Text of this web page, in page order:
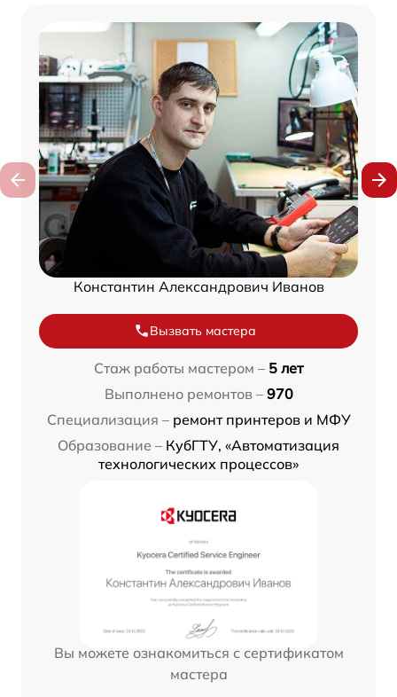
Константин Александрович Иванов
Вызвать мастера
Стаж работы мастером – 5 лет
Выполнено ремонтов – 970
Специализация – ремонт принтеров и МФУ
Образование – КубГТУ, «Автоматизация
технологических процессов»
Вы можете ознакомиться с сертификатом
мастера